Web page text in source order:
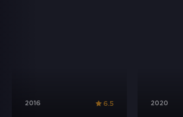
2016 6.5 2020